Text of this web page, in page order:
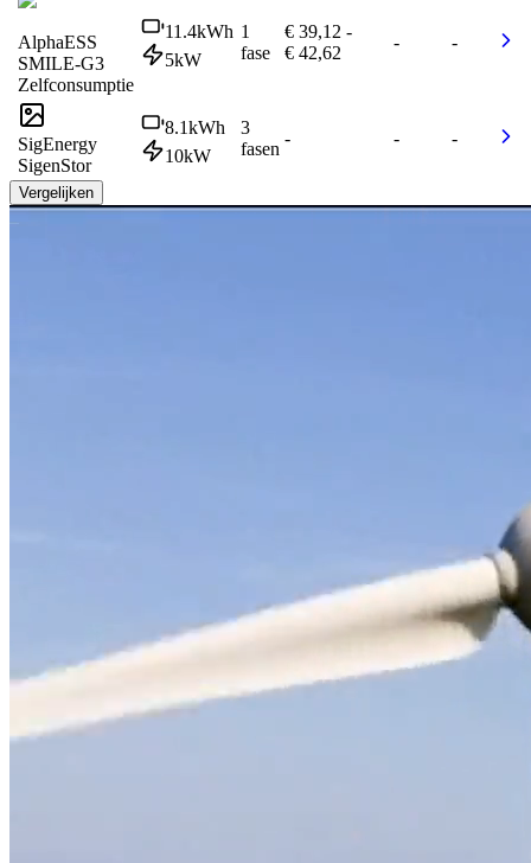
AlphaESS
SMILE-G3
Zelfconsumptie
11.4kWh
5kW
1
fase
€ 39,12 -
€ 42,62
- -
SigEnergy
SigenStor
8.1kWh
10kW
3
fasen
- - -
Vergelijken